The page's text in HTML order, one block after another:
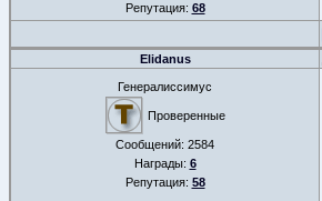
Репутация: 68
Elidanus
Генералиссимус
Проверенные
Сообщений: 2584
Награды: 6
Репутация: 58